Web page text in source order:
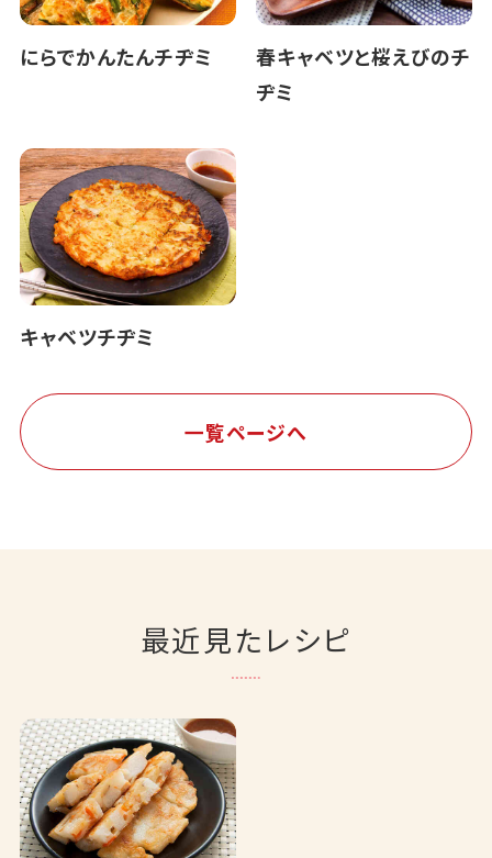
にらでかんたんチヂミ
春キャベツと桜えびのチ
ヂミ
キャベツチヂミ
一覧ページへ
最近見たレシピ